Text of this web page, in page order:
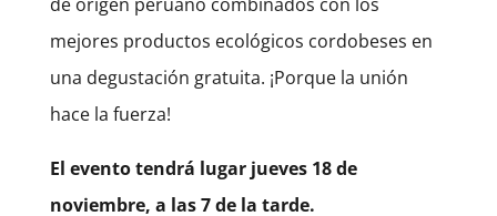
mejores productos ecológicos cordobeses en
una degustación gratuita. ¡Porque la unión
hace la fuerza!
El evento tendrá lugar jueves 18 de
noviembre, a las 7 de la tarde.